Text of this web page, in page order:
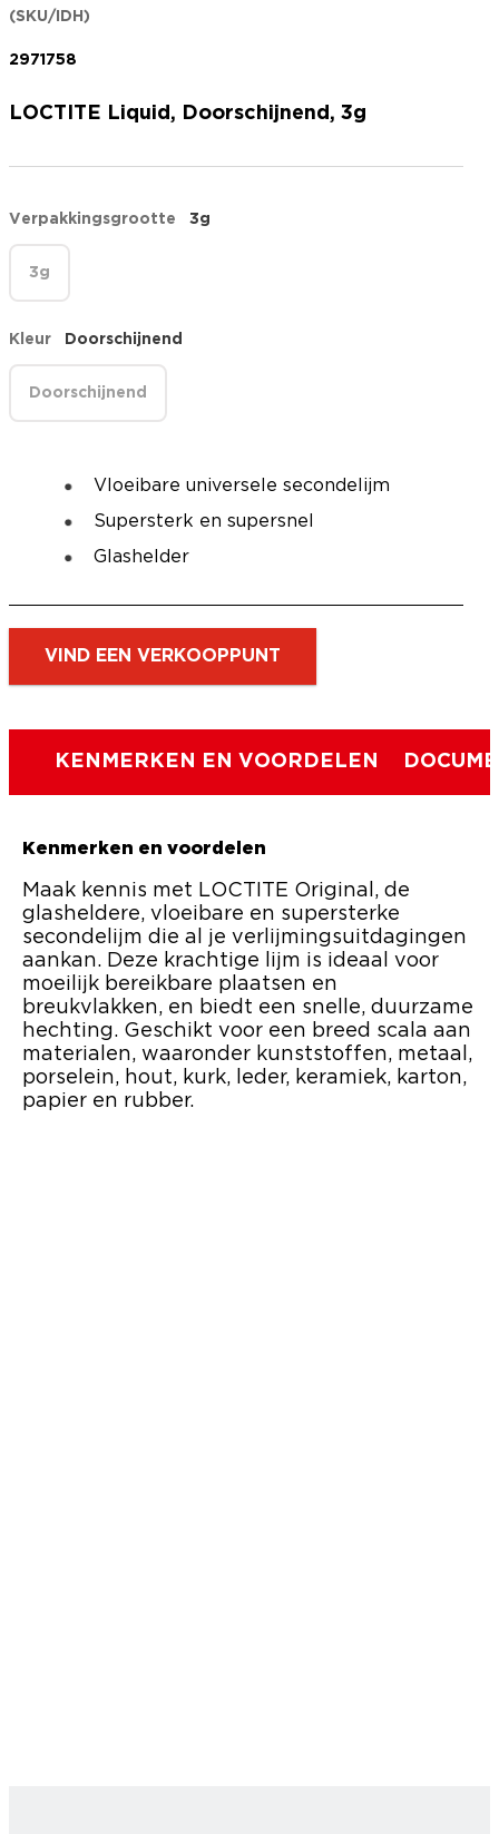
(SKU/IDH)
2971758
LOCTITE Liquid, Doorschijnend, 3g
Verpakkingsgrootte 3g
3g
Kleur Doorschijnend
Doorschijnend
Vloeibare universele secondelijm
Supersterk en supersnel
Glashelder
VIND EEN VERKOOPPUNT
KENMERKEN EN VOORDELEN
Kenmerken en voordelen
Maak kennis met LOCTITE Original, de
glasheldere, vloeibare en supersterke
secondelijm die al je verlijmingsuitdagingen
aankan. Deze krachtige lijm is ideaal voor
moeilijk bereikbare plaatsen en
breukvlakken, en biedt een snelle, duurzame
hechting. Geschikt voor een breed scala aan
materialen, waaronder kunststoffen, metaal,
porselein, hout, kurk, leder, keramiek, karton,
papier en rubber.